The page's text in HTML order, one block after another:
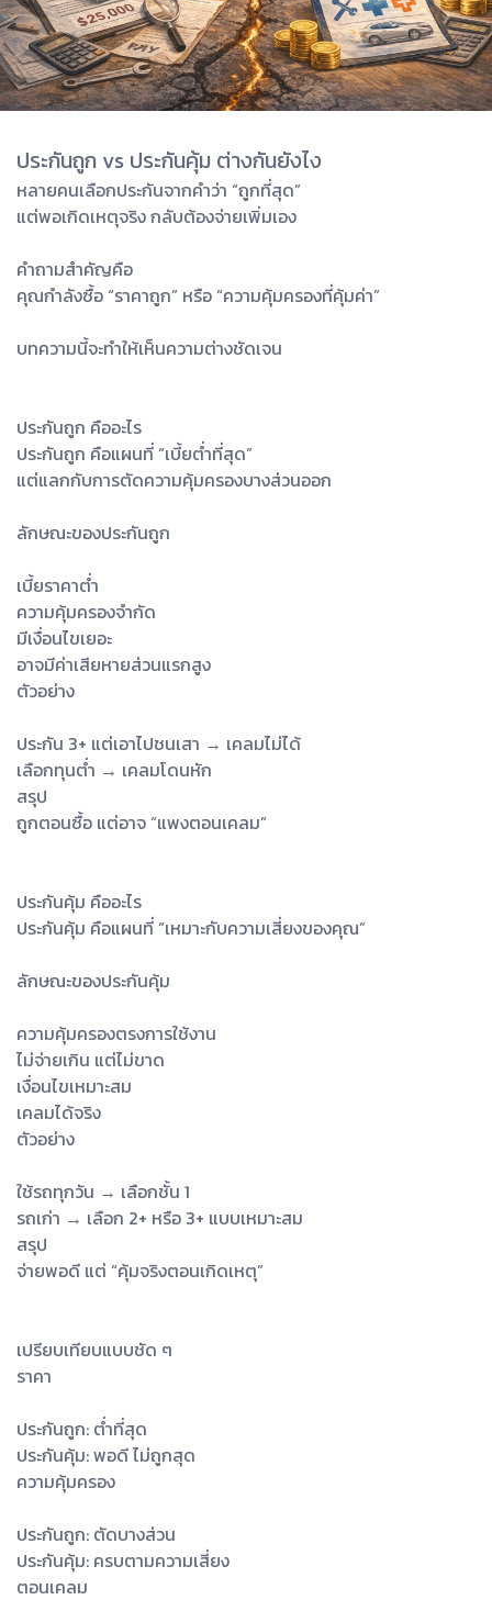
ประกันถูก vs ประกันคุ้ม ต่างกันยังไง
หลายคนเลือกประกันจากคำว่า “ถูกที่สุด”
แต่พอเกิดเหตุจริง กลับต้องจ่ายเพิ่มเอง
คำถามสำคัญคือ
คุณกำลังซื้อ “ราคาถูก” หรือ “ความคุ้มครองที่คุ้มค่า”
บทความนี้จะทำให้เห็นความต่างชัดเจน
ประกันถูก คืออะไร
ประกันถูก คือแผนที่ “เบี้ยต่ำที่สุด”
แต่แลกกับการตัดความคุ้มครองบางส่วนออก
ลักษณะของประกันถูก
เบี้ยราคาต่ำ
ความคุ้มครองจำกัด
มีเงื่อนไขเยอะ
อาจมีค่าเสียหายส่วนแรกสูง
ตัวอย่าง
ประกัน 3+ แต่เอาไปชนเสา → เคลมไม่ได้
เลือกทุนต่ำ → เคลมโดนหัก
สรุป
ถูกตอนซื้อ แต่อาจ “แพงตอนเคลม”
ประกันคุ้ม คืออะไร
ประกันคุ้ม คือแผนที่ “เหมาะกับความเสี่ยงของคุณ”
ลักษณะของประกันคุ้ม
ความคุ้มครองตรงการใช้งาน
ไม่จ่ายเกิน แต่ไม่ขาด
เงื่อนไขเหมาะสม
เคลมได้จริง
ตัวอย่าง
ใช้รถทุกวัน → เลือกชั้น 1
รถเก่า → เลือก 2+ หรือ 3+ แบบเหมาะสม
สรุป
จ่ายพอดี แต่ “คุ้มจริงตอนเกิดเหตุ”
เปรียบเทียบแบบชัด ๆ
ราคา
ประกันถูก: ต่ำที่สุด
ประกันคุ้ม: พอดี ไม่ถูกสุด
ความคุ้มครอง
ประกันถูก: ตัดบางส่วน
ประกันคุ้ม: ครบตามความเสี่ยง
ตอนเคลม